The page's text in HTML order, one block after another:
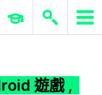
ERP 與商業 AI
遊戲 ,